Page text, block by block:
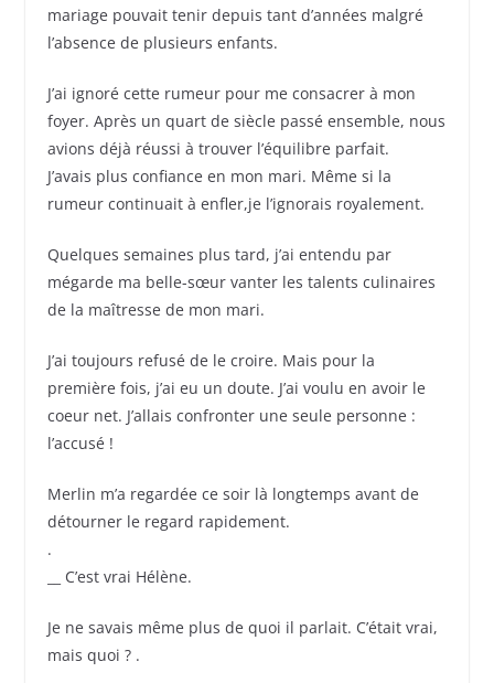
mariage pouvait tenir depuis tant d’années malgré
l’absence de plusieurs enfants.
J’ai ignoré cette rumeur pour me consacrer à mon
foyer. Après un quart de siècle passé ensemble, nous
avions déjà réussi à trouver l’équilibre parfait.
J’avais plus confiance en mon mari. Même si la
rumeur continuait à enfler,je l’ignorais royalement.
Quelques semaines plus tard, j’ai entendu par
mégarde ma belle-sœur vanter les talents culinaires
de la maîtresse de mon mari.
J’ai toujours refusé de le croire. Mais pour la
première fois, j’ai eu un doute. J’ai voulu en avoir le
coeur net. J’allais confronter une seule personne :
l’accusé !
Merlin m’a regardée ce soir là longtemps avant de
détourner le regard rapidement.
.
__ C’est vrai Hélène.
Je ne savais même plus de quoi il parlait. C’était vrai,
mais quoi ? .